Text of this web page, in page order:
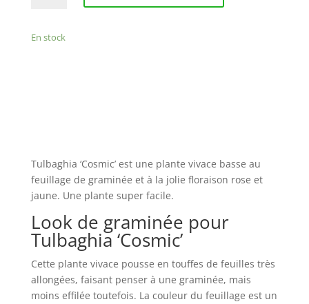
En stock
Tulbaghia ‘Cosmic’ est une plante vivace basse au
feuillage de graminée et à la jolie floraison rose et
jaune. Une plante super facile.
Look de graminée pour
Tulbaghia ‘Cosmic’
Cette plante vivace pousse en touffes de feuilles très
allongées, faisant penser à une graminée, mais
moins effilée toutefois. La couleur du feuillage est un